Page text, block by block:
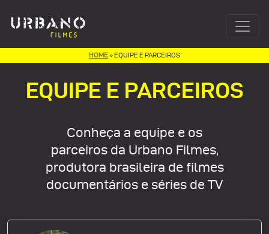
HOME»EQUIPE E PARCEIROS
HOME»EQUIPE E PARCEIROS
EQUIPE E PARCEIROS
Conheça a equipe e os
parceiros da Urbano Filmes,
produtora brasileira de filmes
documentários e séries de TV